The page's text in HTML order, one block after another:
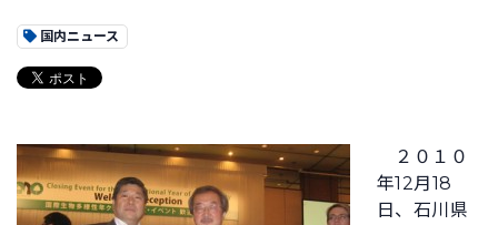
国内ニュース
２０１０
年12月18
日、石川県